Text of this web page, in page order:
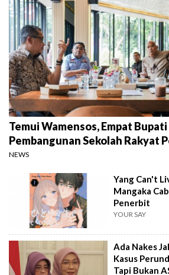
Temui Wamensos, Empat
Pembangunan Sekolah Rakyat
NEWS
Yang Can't
Mangaka
Penerbit
YOUR SAY
Ada Nakes
Kasus
Tapi Bukan